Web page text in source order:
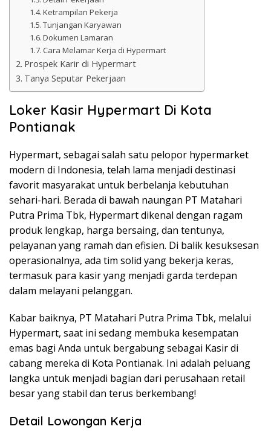
Ketrampilan Pekerja
Tunjangan Karyawan
Dokumen Lamaran
Cara Melamar Kerja di Hypermart
Prospek Karir di Hypermart
Tanya Seputar Pekerjaan
Loker Kasir Hypermart Di Kota
Pontianak
Hypermart, sebagai salah satu pelopor hypermarket
modern di Indonesia, telah lama menjadi destinasi
favorit masyarakat untuk berbelanja kebutuhan
sehari-hari. Berada di bawah naungan PT Matahari
Putra Prima Tbk, Hypermart dikenal dengan ragam
produk lengkap, harga bersaing, dan tentunya,
pelayanan yang ramah dan efisien. Di balik kesuksesan
operasionalnya, ada tim solid yang bekerja keras,
termasuk para kasir yang menjadi garda terdepan
dalam melayani pelanggan.
Kabar baiknya, PT Matahari Putra Prima Tbk, melalui
Hypermart, saat ini sedang membuka kesempatan
emas bagi Anda untuk bergabung sebagai Kasir di
cabang mereka di Kota Pontianak. Ini adalah peluang
langka untuk menjadi bagian dari perusahaan retail
besar yang stabil dan terus berkembang!
Detail Lowongan Kerja